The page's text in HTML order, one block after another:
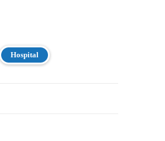
Hospital